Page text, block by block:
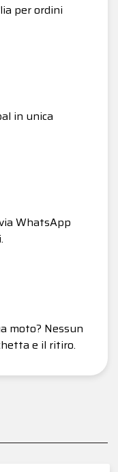
per ordini
in unica
WhatsApp
moto? Nessun
e il ritiro.